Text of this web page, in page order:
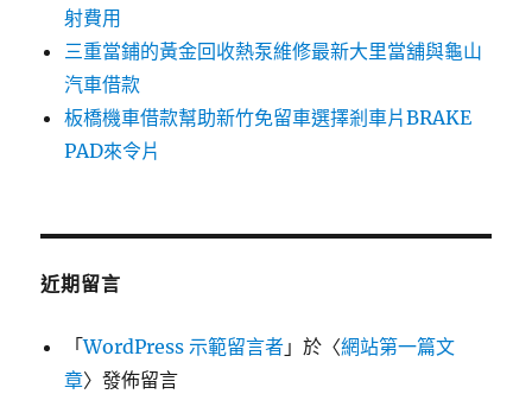
射費用
三重當鋪的黃金回收熱泵維修最新大里當舖與龜山
汽車借款
板橋機車借款幫助新竹免留車選擇剎車片BRAKE
PAD來令片
近期留言
「WordPress 示範留言者 」於〈網站第一篇文
章〉發佈留言